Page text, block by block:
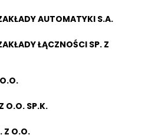
AUTOMATYKI S.A.
ŁĄCZNOŚCI SP. Z
O.O. SP.K.
Z O.O.